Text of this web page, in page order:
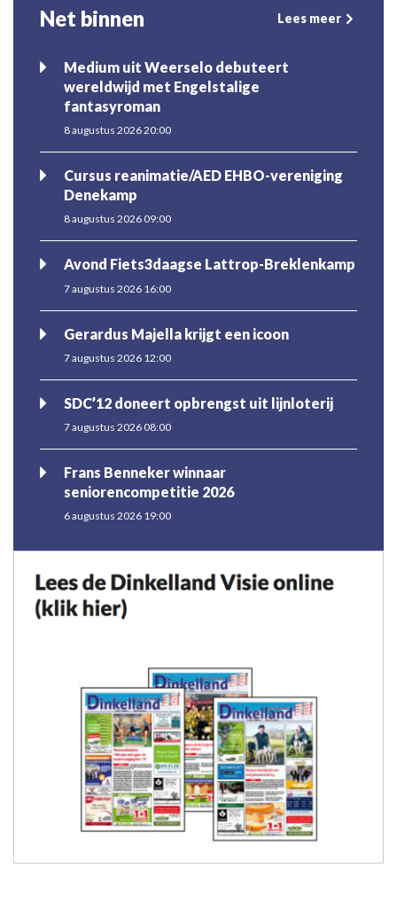
Net binnen Lees meer
Medium uit Weerselo debuteert
wereldwijd met Engelstalige
fantasyroman
8 augustus 2026 20:00
Cursus reanimatie/AED EHBO-vereniging
Denekamp
8 augustus 2026 09:00
Avond Fiets3daagse Lattrop-Breklenkamp
7 augustus 2026 16:00
Gerardus Majella krijgt een icoon
7 augustus 2026 12:00
SDC’12 doneert opbrengst uit lijnloterij
7 augustus 2026 08:00
Frans Benneker winnaar
seniorencompetitie 2026
6 augustus 2026 19:00